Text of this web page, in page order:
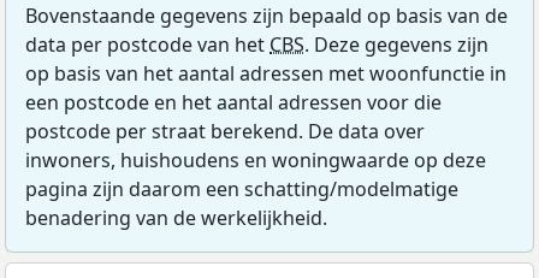
Bovenstaande gegevens zijn bepaald op basis van de
data per postcode van het CBS. Deze gegevens zijn
op basis van het aantal adressen met woonfunctie in
een postcode en het aantal adressen voor die
postcode per straat berekend. De data over
inwoners, huishoudens en woningwaarde op deze
pagina zijn daarom een schatting/modelmatige
benadering van de werkelijkheid.